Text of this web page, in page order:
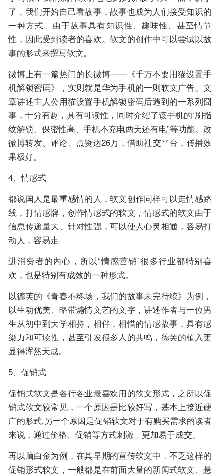
了，我们开始自己看故事，故事也成为人们接受知识的
一种方式。由于故事具有知识性、趣味性、甚至情节
性，因此受到读者的喜欢。软文的创作中可以尝试以故
事的形式来撰写软文。
微博上有一篇热门的长微博——《千万不要用猫设置手
机解锁密码》，实则就是华为手机的一则软文广告。文
章讲述主人公用猫设置手机解锁密码后遇到的一系列囧
事，十分有趣，具有可读性，同时介绍了该手机的“刷指
纹解锁、保密性高、手机不充电两天还有电”等功能。改
微博转发、评论、点赞达26万，借助社交平台，传播效
果极好。
4、情感式
都说国人是最重感情的人，软文创作同样可以走情感路
线，打情感牌，创作情感式的软文，情感式的软文由于
信息传递量大、针对性强，可以使人心灵相通，容易打
动人，容易走
进消费者的内心，所以“情感营销”很多行业都特别喜
欢，也是特别有成效的一种形式。
以德芙的《青春不终场，我们的故事未完待续》为例，
以生动优美、略带煽情文艺的文字，讲述作者与一位男
生从初中到大学相持，相伴，相惜的情感故事，具有感
染力和可读性，甚至引发很多人的共鸣，德芙的植入更
显得浑然天成。
5、促销式
促销式软文是各行各业最喜欢用的软文形式，之所以促
销式软文较常见，一个原因是比较好写，基本上接近硬
广的形式;另一个原因是促销软文对于有购买需求的读者
来说，通过价格、促销等方式刺激，更加易于成交。
再以脑白金为例，在其早期的宣传软文中，不乏这样的
促销形式软文，一般都是在前面大量的新闻式软文、悬